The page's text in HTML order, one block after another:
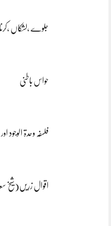
جلوے ،لشکاں
حواس باطنی
فلسفہ وحدۃ الوجود اور
اقوال زریں(شیخ